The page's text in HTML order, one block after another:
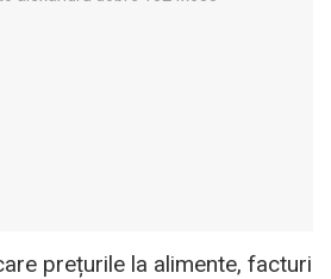
prețurile la alimente, facturi